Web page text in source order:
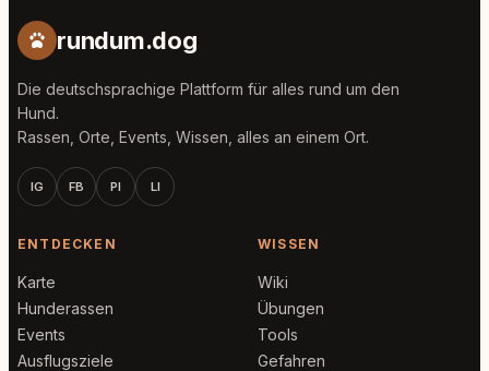
rundum.dog
Die deutschsprachige Plattform für alles rund um den
Hund.
Rassen, Orte, Events, Wissen, alles an einem Ort.
IG FB PI LI
ENTDECKEN
Karte
Hunderassen
Events
Ausflugsziele
WISSEN
Wiki
Übungen
Tools
Gefahren